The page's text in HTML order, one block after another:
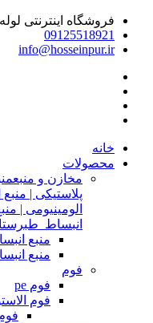
فروشگاه اینترنتی
09125518921
info@hosseinpur.ir
خانه
محصولات
مخازن و منبع
پلاستیکی |
الومینیومی |
انبساط طبرستان
منبع
منبع
فوم
فوم pe
فوم